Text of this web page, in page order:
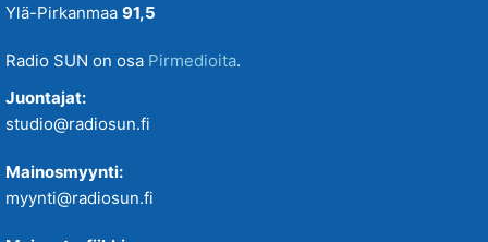
Ylä-Pirkanmaa 91,5
Radio SUN on osa Pirmedioita.
Juontajat:
studio@radiosun.fi
Mainosmyynti:
myynti@radiosun.fi